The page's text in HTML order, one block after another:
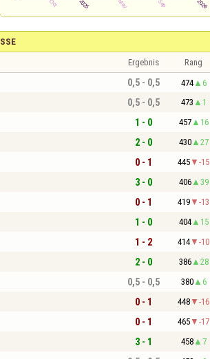
Ergebnis Rang
0,5 - 0,5 474 6
0,5 - 0,5 473 1
1 - 0 457 16
2 - 0 430 27
0 - 1 445 -15
3 - 0 406 39
0 - 1 419 -13
1 - 0 404 15
1 - 2 414 -10
2 - 0 386 28
0,5 - 0,5 380 6
0 - 1 448 -16
0 - 1 465 -17
3 - 1 458 7